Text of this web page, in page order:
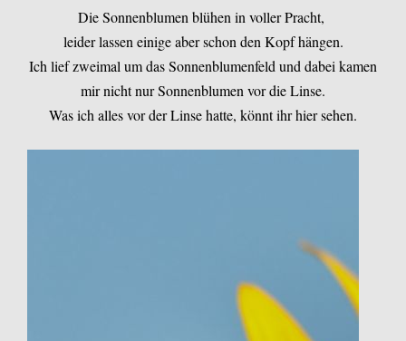
Die Sonnenblumen blühen in voller Pracht,
leider lassen einige aber schon den Kopf hängen.
Ich lief zweimal um das Sonnenblumenfeld und dabei kamen
mir nicht nur Sonnenblumen vor die Linse.
Was ich alles vor der Linse hatte, könnt ihr hier sehen.